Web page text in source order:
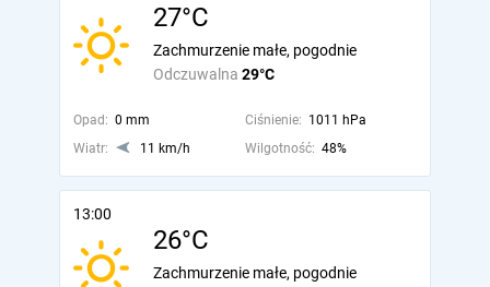
27°C
Odczuwalna 29°C
Zachmurzenie małe, pogodnie
Opad: 0 mm Ciśnienie: 1011 hPa
Wiatr:
11 km/h Wilgotność: 48%
13:00
26°C
Zachmurzenie małe, pogodnie